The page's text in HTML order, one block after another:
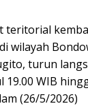
teritorial
wilayah
turun
WIB
(26/5/2026)